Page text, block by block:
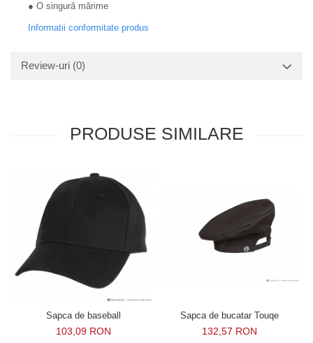
● O singură mărime
Informatii conformitate produs
Review-uri (0)
PRODUSE SIMILARE
Sapca de baseball
103,09 RON
Sapca de bucatar Touqe
132,57 RON